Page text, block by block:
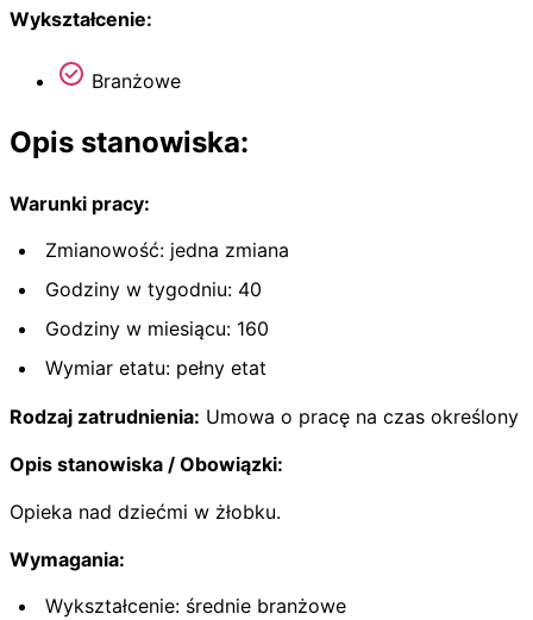
Wykształcenie:
Branżowe
Opis stanowiska:
Warunki pracy:
Zmianowość: jedna zmiana
Godziny w tygodniu: 40
Godziny w miesiącu: 160
Wymiar etatu: pełny etat
Rodzaj zatrudnienia: Umowa o pracę na czas określony
Opis stanowiska / Obowiązki:
Opieka nad dziećmi w żłobku.
Wymagania:
Wykształcenie: średnie branżowe